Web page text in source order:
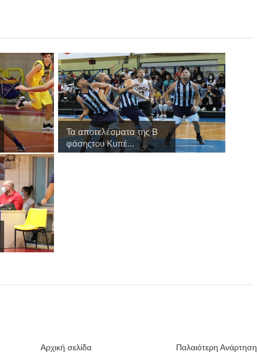
Τα αποτελέσματα της Β
φάσηςτου Κυπέ...
Παλαιότερη Ανάρτηση
Αρχική σελίδα